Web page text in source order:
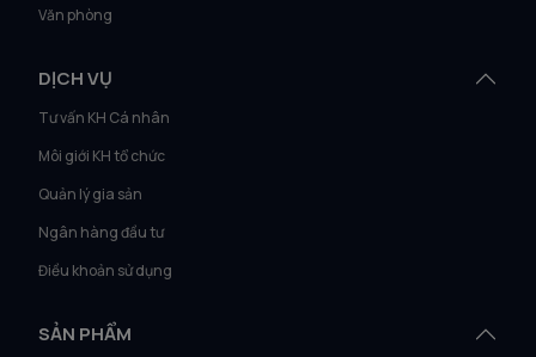
Văn phòng
DỊCH VỤ
Tư vấn KH Cá nhân
Môi giới KH tổ chức
Quản lý gia sản
Ngân hàng đầu tư
Điều khoản sử dụng
SẢN PHẨM